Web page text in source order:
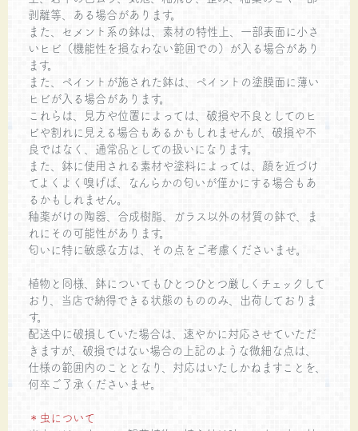
剥離等、ある場合があります。
また、セメント系の鉢は、素材の特性上、一部表面に小さ
いヒビ（機能性を損なわない範囲での）が入る場合があり
ます。
また、ペイントが施された鉢は、ペイントの塗膜面に薄い
ヒビが入る場合があります。
これらは、見方や位置によっては、破損や不良としてのヒ
ビや割れに見える場合もあるかもしれませんが、破損や不
良ではなく、通常品としての扱いになります。
また、鉢に使用される素材や塗料によっては、顔を近づけ
てよくよく嗅げば、なんらかの匂いが僅かにする場合もあ
るかもしれません。
釉薬がけの陶器、合成樹脂、ガラス以外の材質の鉢で、ま
れにその可能性があります。
匂いに特に敏感な方は、その点をご考慮くださいませ。
植物と同様、鉢についてもひとつひとつ厳しくチェックして
おり、当店で納得できる状態のもののみ、出荷しておりま
す。
配送中に破損していた場合は、速やかに対応させていただ
きますが、破損ではない場合の上記のような微細な点は、
仕様の範囲内のこととなり、対応はいたしかねますことを、
何卒ご了承くださいませ。
＊虫について